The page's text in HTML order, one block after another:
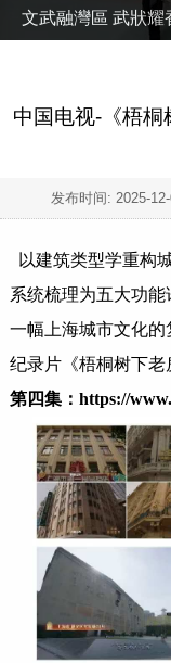
文武融灣區 武狀耀
中国电视-《梧
发布时间: 2025-
以建筑类型学重构
系统梳理为五大功
一幅上海城市文化
纪录片《梧桐树下老
第四集： https://